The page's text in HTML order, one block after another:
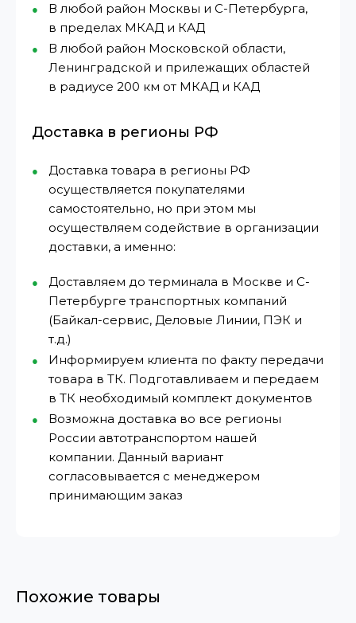
В любой район Москвы и С-Петербурга,
в пределах МКАД и КАД
В любой район Московской области,
Ленинградской и прилежащих областей
в радиусе 200 км от МКАД и КАД
Доставка в регионы РФ
Доставка товара в регионы РФ
осуществляется покупателями
самостоятельно, но при этом мы
осуществляем содействие в организации
доставки, а именно:
Доставляем до терминала в Москве и С-
Петербурге транспортных компаний
(Байкал-сервис, Деловые Линии, ПЭК и
т.д.)
Информируем клиента по факту передачи
товара в ТК. Подготавливаем и передаем
в ТК необходимый комплект документов
Возможна доставка во все регионы
России автотранспортом нашей
компании. Данный вариант
согласовывается с менеджером
принимающим заказ
Похожие товары